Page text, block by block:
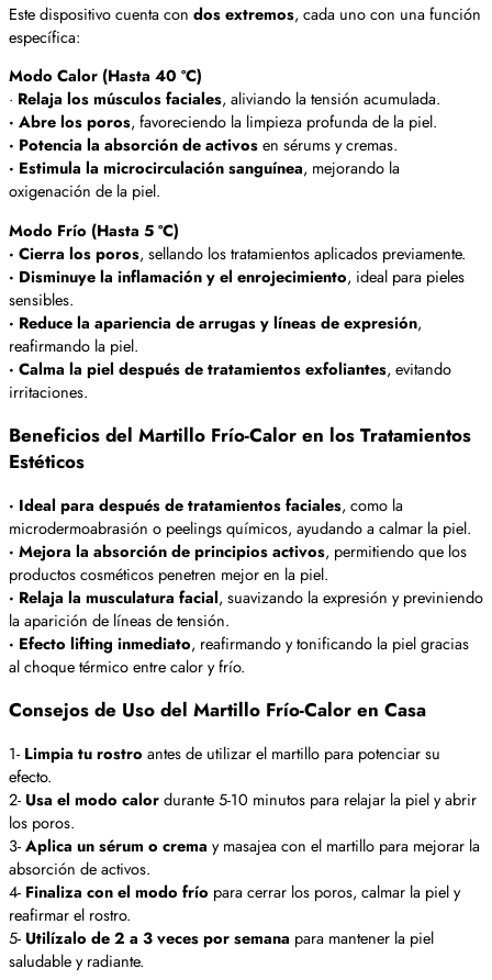
Este dispositivo cuenta con dos extremos, cada uno con una función
específica:
Modo Calor (Hasta 40 ºC)
· Relaja los músculos faciales, aliviando la tensión acumulada.
· Abre los poros, favoreciendo la limpieza profunda de la piel.
· Potencia la absorción de activosen sérums y cremas.
· Estimula la microcirculación sanguínea, mejorando la
oxigenación de la piel.
Modo Frío (Hasta 5 ºC)
· Cierra los poros, sellando los tratamientos aplicados previamente.
· Disminuye la inflamación y el enrojecimiento, ideal para pieles
sensibles.
· Reduce la apariencia de arrugas y líneas de expresión,
reafirmando la piel.
· Calma la piel después de tratamientos exfoliantes, evitando
irritaciones.
Beneficios del Martillo Frío-Calor en los Tratamientos
Estéticos
· Ideal para después de tratamientos faciales, como la
microdermoabrasión o peelings químicos, ayudando a calmar la piel.
· Mejora la absorción de principios activos, permitiendo que los
productos cosméticos penetren mejor en la piel.
· Relaja la musculatura facial, suavizando la expresión y previniendo
la aparición de líneas de tensión.
· Efecto lifting inmediato, reafirmando y tonificando la piel gracias
al choque térmico entre calor y frío.
Consejos de Uso del Martillo Frío-Calor en Casa
1- Limpia tu rostro antes de utilizar el martillo para potenciar su
efecto.
2- Usa el modo calordurante 5-10 minutos para relajar la piel y abrir
los poros.
3-Aplica un sérum o crema y masajea con el martillo para mejorar la
absorción de activos.
4- Finaliza con el modo frío para cerrar los poros, calmar la piel y
reafirmar el rostro.
5- Utilízalo de 2 a 3 veces por semana para mantener la piel
saludable y radiante.